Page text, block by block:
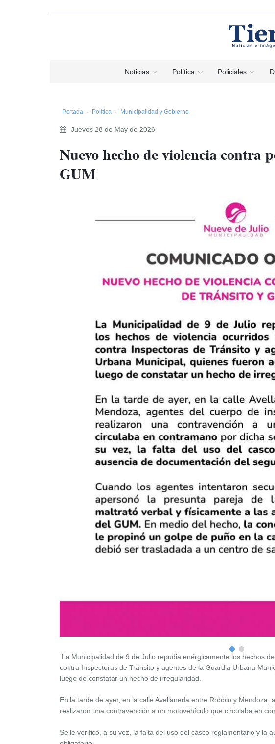
Noticias Política Policiales
Portada Política Municipalidad y Gobierno
Jueves 28 de May de 2026
Nuevo hecho de violencia contra
GUM
La Municipalidad de 9 de Julio repudia enérgicamente los hechos
contra Inspectoras de Tránsito y agentes de la Guardia Urbana
luego de constatar un hecho de irregularidad.
En la tarde de ayer, en la calle Avellaneda entre Robbio y
realizaron una contravención a un motovehículo que circulaba en
Se le verificó, a su vez, la falta del uso del casco reglamentario y la